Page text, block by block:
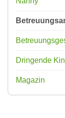
Dringende
Magazin